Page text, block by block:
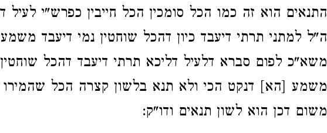
התנאים הוא זה כמו הכל סומכין הכל חייבין כפרש"י
ה"ל למתני תרתי דיעבד כיון דהכל שוחטין נמי דיעבד
משא"כ לפום סברא דלעיל דליכא תרתי דיעבד דהכל
משמע [הא] דנקט הכי ולא תנא בלשון קצרה הכל
משום דכן הוא לשון תנאים ודו"ק: